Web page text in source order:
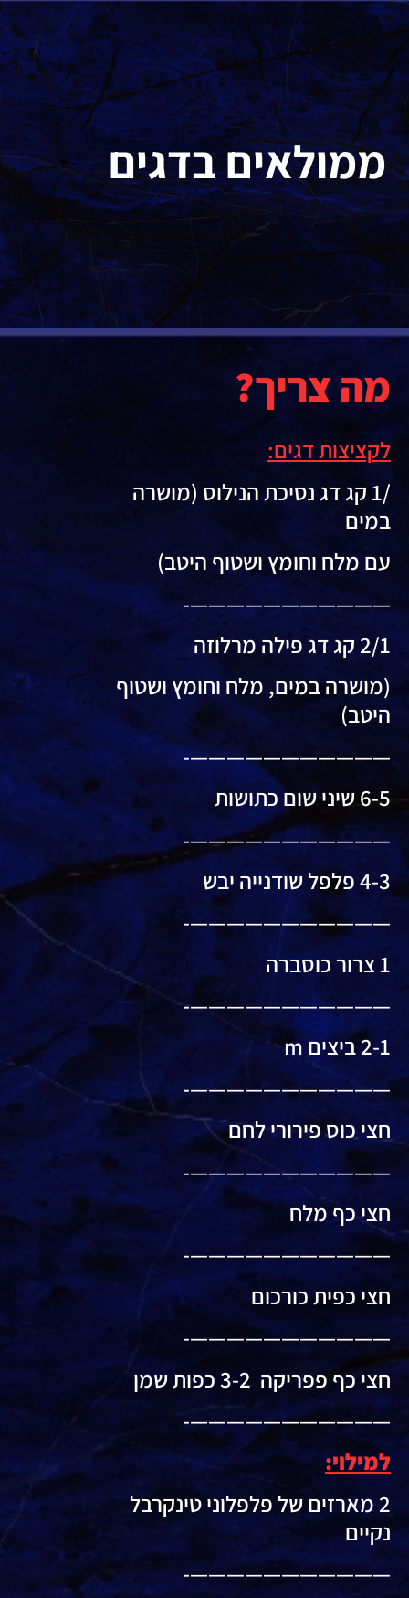
ממולאים בדגים
מה צריך?
לקציצות דגים:
/1 קג דג נסיכת הנילוס (מושרה
במים
עם מלח וחומץ ושטוף היטב)
———————————-
2/1 קג דג פילה מרלוזה
(מושרה במים, מלח וחומץ ושטוף
היטב)
———————————-
6-5 שיני שום כתושות
———————————-
4-3 פלפל שודנייה יבש
———————————-
1 צרור כוסברה
———————————-
2-1 ביצים m
———————————-
חצי כוס פירורי לחם
———————————-
חצי כף מלח
———————————-
חצי כפית כורכום
———————————-
חצי כף פפריקה 3-2 כפות שמן
———————————-
למילוי:
2 מארזים של פלפלוני טינקרבל
נקיים
———————————-